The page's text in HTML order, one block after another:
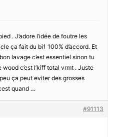
. J’adore l’idée de foutre les
ça fait du bi1 100% d’accord. Et
lavage c’est essentiel sinon tu
c’est l’kiff total vrmt . Juste
ça peut eviter des grosses
quand …
#91113